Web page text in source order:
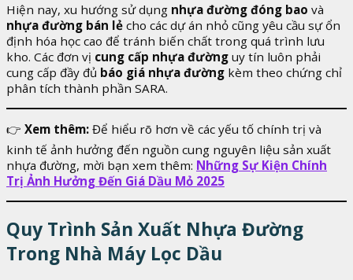
Hiện nay, xu hướng sử dụng nhựa đường đóng bao và
nhựa đường bán lẻ cho các dự án nhỏ cũng yêu cầu sự ổn
định hóa học cao để tránh biến chất trong quá trình lưu
kho. Các đơn vị cung cấp nhựa đường uy tín luôn phải
cung cấp đầy đủ báo giá nhựa đường kèm theo chứng chỉ
phân tích thành phần SARA.
👉 Xem thêm: Để hiểu rõ hơn về các yếu tố chính trị và
kinh tế ảnh hưởng đến nguồn cung nguyên liệu sản xuất
nhựa đường, mời bạn xem thêm: Những Sự Kiện Chính
Trị Ảnh Hưởng Đến Giá Dầu Mỏ 2025
Quy Trình Sản Xuất Nhựa Đường
Trong Nhà Máy Lọc Dầu